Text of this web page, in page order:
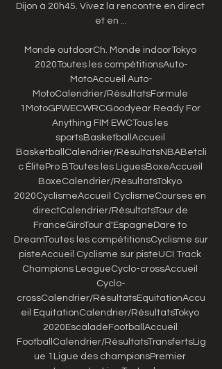
Dijon à 20h45. Vivez la rencontre en direct
et en ...
Monde outdoorCh. Monde indoorTokyo
2020Toutes les compétitionsAuto-
MotoAccueil Auto-
MotoCalendrier/RésultatsFormule
1MotoGPWECWRCGoodyear Ready For
Anything FIM EWCTous les
sportsBasketballAccueil
BasketballCalendrier/RésultatsNBABetcli
c ÉlitePro BToutes les LiguesBoxeAccueil
BoxeCalendrier/RésultatsTokyo
2020CyclismeAccueil CyclismeCourses en
directCalendrier/RésultatsTour de
FranceGiroTour d'EspagneDare to
DreamToutes les compétitionsCyclisme sur
pisteAccueil Cyclisme sur pisteUCI Track
Champions LeagueCyclo-crossAccueil
Cyclo-
crossCalendrier/RésultatsEquitationAccu
eil EquitationCalendrier/RésultatsTokyo
2020EscaladeFootballAccueil
FootballCalendrier/RésultatsTransfertsLig
ue 1Ligue des championsPremier